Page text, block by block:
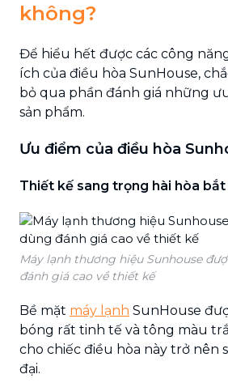
không?
Để hiểu hết được các công
ích của điều hòa SunHouse,
bỏ qua phần đánh giá những
sản phẩm.
Ưu điểm của điều hòa
Thiết kế sang trọng hài hòa
Máy lạnh thương hiệu Sunhouse
đánh giá cao về thiết kế
Bề mặt máy lạnh SunHouse
bóng rất tinh tế và tông màu
cho chiếc điều hòa này trở nên
đại.